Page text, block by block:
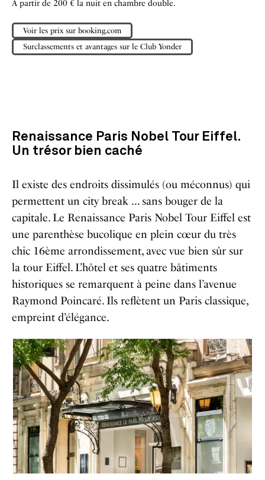
A partir de 200 € la nuit en chambre double.
Voir les prix sur booking.com
Surclassements et avantages sur le Club Yonder
Renaissance Paris Nobel Tour Eiffel.
Un trésor bien caché
Il existe des endroits dissimulés (ou méconnus) qui
permettent un city break … sans bouger de la
capitale. Le Renaissance Paris Nobel Tour Eiffel est
une parenthèse bucolique en plein cœur du très
chic 16ème arrondissement, avec vue bien sûr sur
la tour Eiffel. L’hôtel et ses quatre bâtiments
historiques se remarquent à peine dans l’avenue
Raymond Poincaré. Ils reflètent un Paris classique,
empreint d’élégance.